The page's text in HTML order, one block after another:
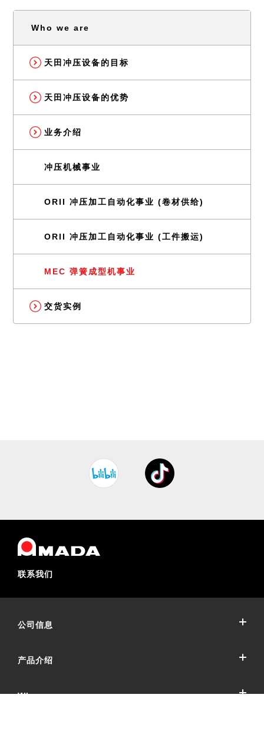
Who we are
天田冲压设备的目标
天田冲压设备的优势
业务介绍
冲压机械事业
ORII 冲压加工自动化事业 (卷材供给)
ORII 冲压加工自动化事业 (工件搬运)
MEC 弹簧成型机事业
交货实例
联系我们
公司信息
公司概要
产品介绍
冲压加工系统
Who we are